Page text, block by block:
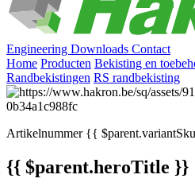
Engineering Downloads Contact
Home Producten Bekisting en
Randbekistingen RS randbekisting
Artikelnummer{{
{{ $parent.heroTitle }}